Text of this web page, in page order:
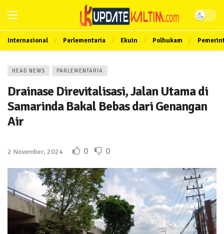
Internasional Parlementaria Ekuin Polhukam
HEAD NEWS PARLEMENTARIA
Drainase Direvitalisasi, Jalan Utama di
Samarinda Bakal Bebas dari Genangan
Air
2 November, 2024 0 0